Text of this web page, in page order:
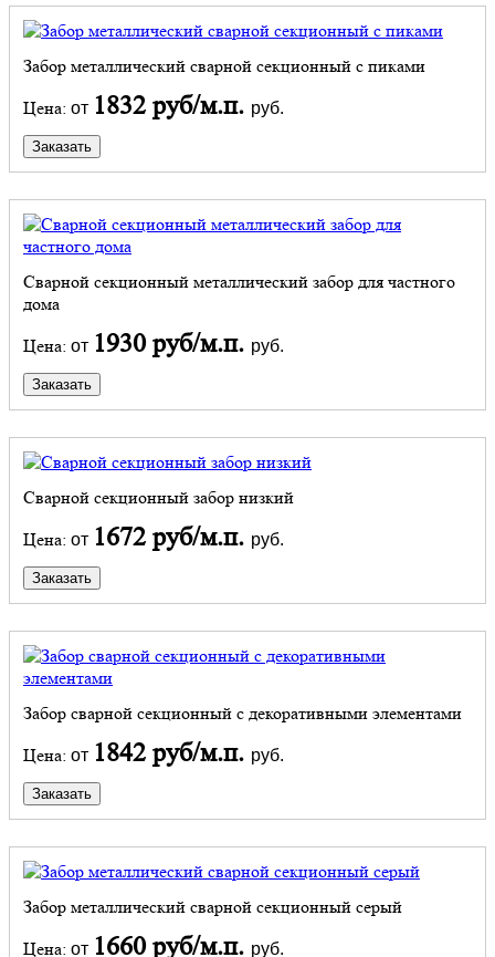
Забор металлический сварной секционный с пиками
Цена: от 1832 руб/м.п. руб.
Заказать
Сварной секционный металлический забор для частного
дома
Цена: от 1930 руб/м.п. руб.
Заказать
Сварной секционный забор низкий
Цена: от 1672 руб/м.п. руб.
Заказать
Забор сварной секционный с декоративными элементами
Цена: от 1842 руб/м.п. руб.
Заказать
Забор металлический сварной секционный серый
Цена: от 1660 руб/м.п. руб.